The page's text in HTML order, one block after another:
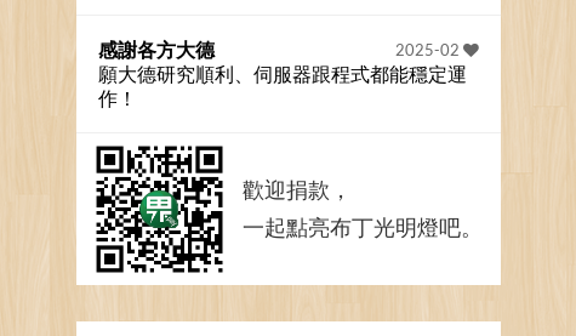
2025-02
感謝各方大德
願大德研究順利、伺服器跟程式都能穩定運
作！
歡迎捐款，
一起點亮布丁光明燈吧。